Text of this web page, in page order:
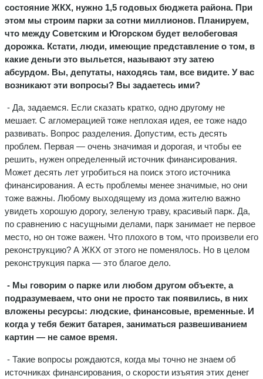
состояние ЖКХ, нужно 1,5 годовых бюджета района. При
этом мы строим парки за сотни миллионов. Планируем,
что между Советским и Югорском будет велобеговая
дорожка. Кстати, люди, имеющие представление о том, в
какие деньги это выльется, называют эту затею
абсурдом. Вы, депутаты, находясь там, все видите. У вас
возникают эти вопросы? Вы задаетесь ими?
- Да, задаемся. Если сказать кратко, одно другому не
мешает. С агломерацией тоже неплохая идея, ее тоже надо
развивать. Вопрос разделения. Допустим, есть десять
проблем. Первая — очень значимая и дорогая, и чтобы ее
решить, нужен определенный источник финансирования.
Может десять лет угробиться на поиск этого источника
финансирования. А есть проблемы менее значимые, но они
тоже важны. Любому выходящему из дома жителю важно
увидеть хорошую дорогу, зеленую траву, красивый парк. Да,
по сравнению с насущными делами, парк занимает не первое
место, но он тоже важен. Что плохого в том, что произвели его
реконструкцию? А ЖКХ от этого не поменялось. Но в целом
реконструкция парка — это благое дело.
- Мы говорим о парке или любом другом объекте, а
подразумеваем, что они не просто так появились, в них
вложены ресурсы: людские, финансовые, временные. И
когда у тебя бежит батарея, заниматься развешиванием
картин — не самое время.
- Такие вопросы рождаются, когда мы точно не знаем об
источниках финансирования, о скорости изъятия этих денег